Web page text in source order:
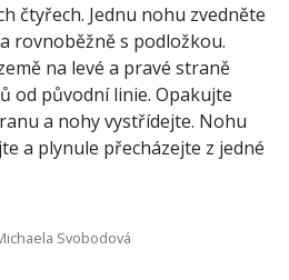
čtyřech. Jednu nohu zvedněte
rovnoběžně s podložkou.
na levé a pravé straně
od původní linie. Opakujte
a nohy vystřídejte. Nohu
a plynule přecházejte z jedné
Svobodová